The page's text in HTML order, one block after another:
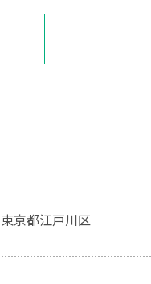
東京都江戸川区